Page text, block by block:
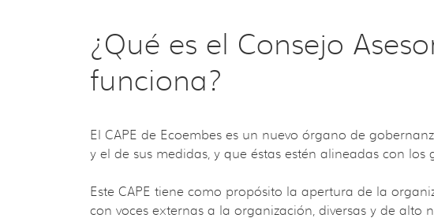
¿Qué es el Consejo
funciona?
El CAPE de Ecoembes es un nuevo órgano de
y el de sus medidas, y que éstas estén alineadas con los
Este CAPE tiene como propósito la apertura de la
con voces externas a la organización, diversas y de